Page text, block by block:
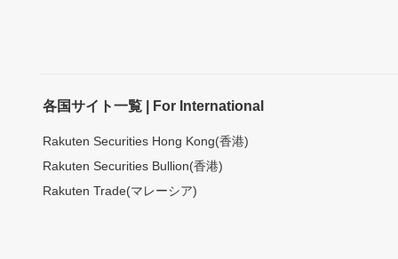
各国サイト一覧 | For International
Rakuten Securities Hong Kong(香港)
Rakuten Securities Bullion(香港)
Rakuten Trade(マレーシア)